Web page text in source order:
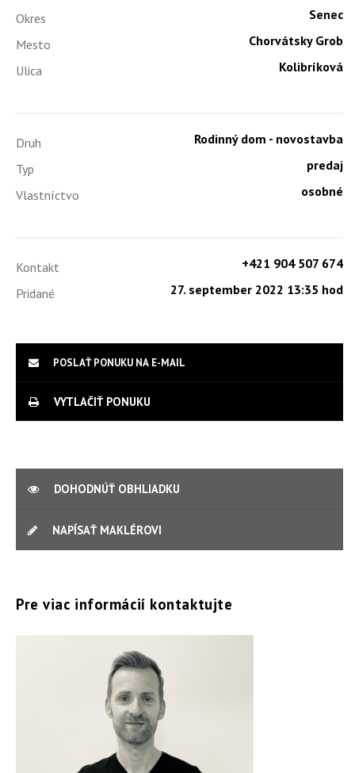
Okres
Senec
Mesto
Chorvátsky Grob
Ulica
Kolibríková
Druh
Rodinný dom - novostavba
Typ
predaj
Vlastníctvo
osobné
Kontakt
+421 904 507 674
Pridané
27. september 2022 13:35 hod
POSLAŤ PONUKU NA E-MAIL
VYTLAČIŤ PONUKU
DOHODNÚŤ OBHLIADKU
NAPÍSAŤ MAKLÉROVI
Pre viac informácií kontaktujte